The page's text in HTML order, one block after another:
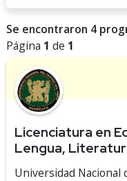
Se encontraron 4
Página 1 de 1
Licenciatura en
Lengua,
Universidad Nacional